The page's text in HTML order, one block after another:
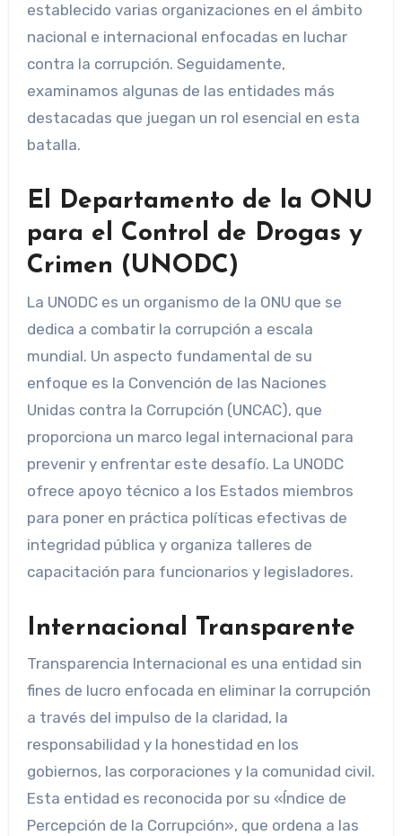
establecido varias organizaciones en el ámbito
nacional e internacional enfocadas en luchar
contra la corrupción. Seguidamente,
examinamos algunas de las entidades más
destacadas que juegan un rol esencial en esta
batalla.
El Departamento de la ONU
para el Control de Drogas y
Crimen (UNODC)
La UNODC es un organismo de la ONU que se
dedica a combatir la corrupción a escala
mundial. Un aspecto fundamental de su
enfoque es la Convención de las Naciones
Unidas contra la Corrupción (UNCAC), que
proporciona un marco legal internacional para
prevenir y enfrentar este desafío. La UNODC
ofrece apoyo técnico a los Estados miembros
para poner en práctica políticas efectivas de
integridad pública y organiza talleres de
capacitación para funcionarios y legisladores.
Internacional Transparente
Transparencia Internacional es una entidad sin
fines de lucro enfocada en eliminar la corrupción
a través del impulso de la claridad, la
responsabilidad y la honestidad en los
gobiernos, las corporaciones y la comunidad civil.
Esta entidad es reconocida por su «Índice de
Percepción de la Corrupción», que ordena a las